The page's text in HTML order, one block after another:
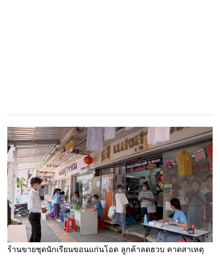
ร้านขายชุดนักเรียนขอนแก่นโอด ลูกค้าลดฮวบ คาดสาเหตุ